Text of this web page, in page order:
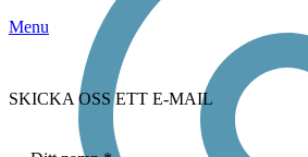
Menu
SKICKA OSS ETT E-MAIL